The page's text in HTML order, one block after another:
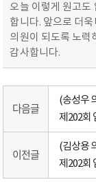
오늘 이렇게 원고도
합니다. 앞으로 더
의원이 되도록 노력
감사합니다.
다음글
(송성우
제202회
이전글
(김상용
제202회